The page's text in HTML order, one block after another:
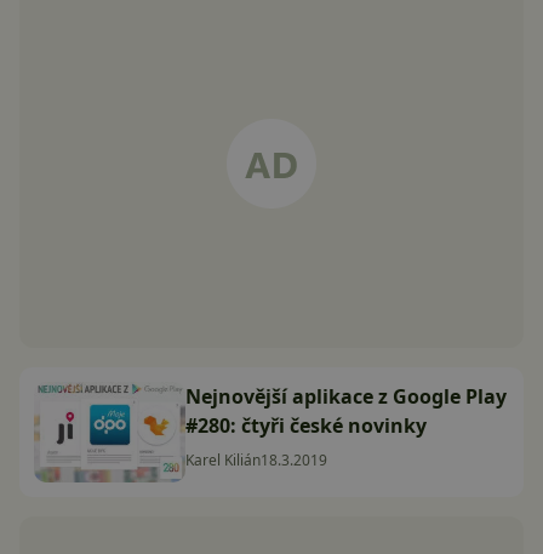
Nejnovější aplikace z Google Play
#280: čtyři české novinky
Karel Kilián18.3.2019